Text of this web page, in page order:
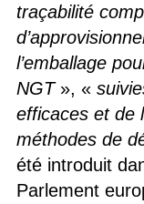
traçabilité
l’emballage
NGT», «
efficaces et de
méthodes de
été introduit
Parlement